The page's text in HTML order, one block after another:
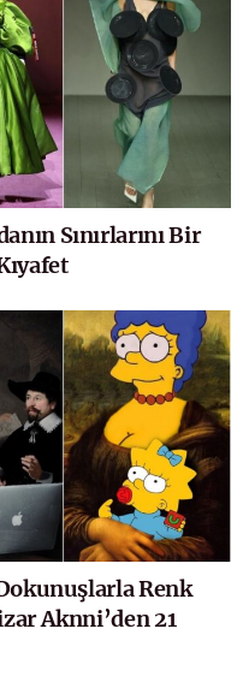
Sınırlarını Bir
Renk
Aknni’den 21